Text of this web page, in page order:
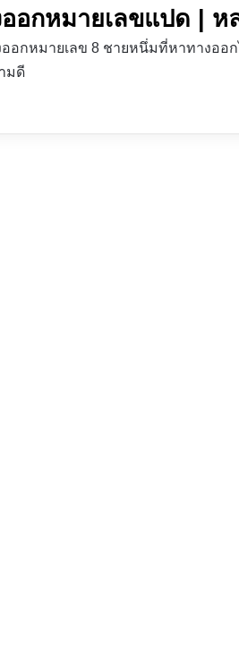
อกหมายเลขแปด |
อกหมายเลข 8 ชายหนึ่มที่หาทางออก
มดี